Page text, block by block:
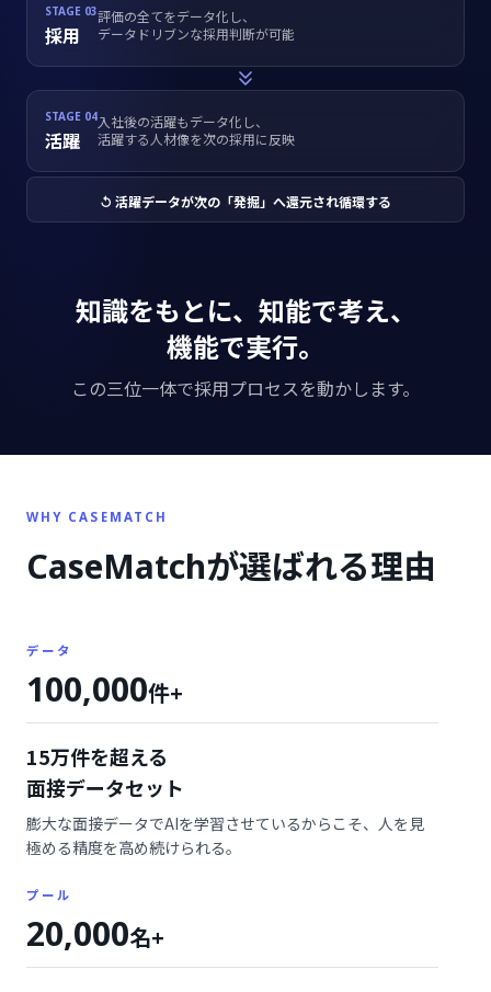
STAGE 03
採用
評価の全てをデータ化し、
データドリブンな採用判断が可能
STAGE 04
活躍
入社後の活躍もデータ化し、
活躍する人材像を次の採用に反映
↺ 活躍データが次の「発掘」へ還元され循環する
知識をもとに、知能で考え、
機能で実行。
この三位一体で採用プロセスを動かします。
WHY CASEMATCH
CaseMatchが選ばれる理由
データ
100,000件+
15万件を超える
面接データセット
膨大な面接データでAIを学習させているからこそ、人を見
極める精度を高め続けられる。
プール
20,000名+